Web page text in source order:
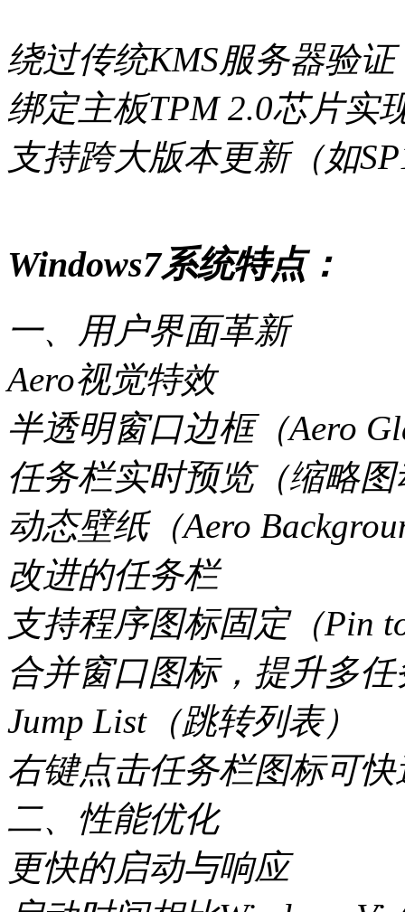
绕过传统KMS服务器验证
绑定主板TPM 2.0芯片实
支持跨大版本更新（如
Windows7系统特点：
一、用户界面革新
Aero视觉特效
半透明窗口边框（Aero
任务栏实时预览（缩略
动态壁纸（Aero
改进的任务栏
支持程序图标固定（Pin
合并窗口图标，提升多
Jump List（跳转列表）
右键点击任务栏图标可
二、性能优化
更快的启动与响应